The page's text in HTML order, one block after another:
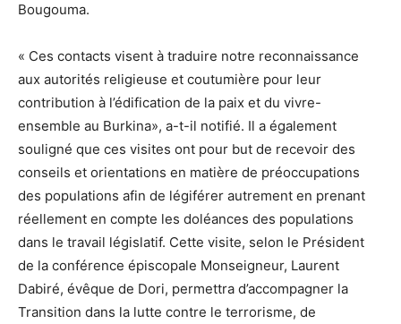
Bougouma.
« Ces contacts visent à traduire notre reconnaissance
aux autorités religieuse et coutumière pour leur
contribution à l’édification de la paix et du vivre-
ensemble au Burkina», a-t-il notifié. Il a également
souligné que ces visites ont pour but de recevoir des
conseils et orientations en matière de préoccupations
des populations afin de légiférer autrement en prenant
réellement en compte les doléances des populations
dans le travail législatif. Cette visite, selon le Président
de la conférence épiscopale Monseigneur, Laurent
Dabiré, évêque de Dori, permettra d’accompagner la
Transition dans la lutte contre le terrorisme, de